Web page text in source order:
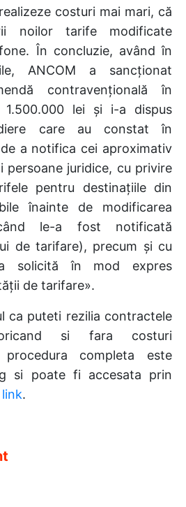
costuri mai mari, că
noilor tarife modificate
În concluzie, având în
ANCOM a sancționat
contravențională în
lei și i-a dispus
care au constat în
a notifica cei aproximativ
persoane juridice, cu privire
pentru destinațiile din
înainte de modificarea
le-a fost notificată
de tarifare), precum și cu
solicită în mod expres
de tarifare».
ca puteti rezilia contractele
si fara costuri
completa este
si poate fi accesata prin
.